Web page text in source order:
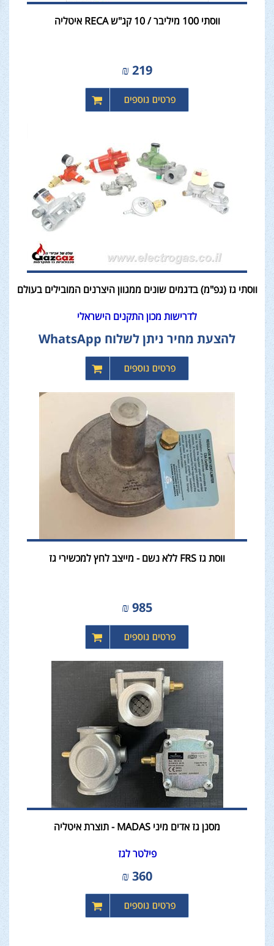
ווסתי 100 מיליבר / 10 קג"ש RECA איטליה
219
₪
ווסתי גז (גפ"מ) בדגמים שונים ממגוון היצרנים המובילים בעולם
לדרישות מכון התקנים הישראלי
להצעת מחיר ניתן לשלוח WhatsApp
ווסת גז FRS ללא נשם - מייצב לחץ למכשירי גז
985
₪
מסנן גז אדים מיני MADAS - תוצרת איטליה
פילטר לגז
360
₪